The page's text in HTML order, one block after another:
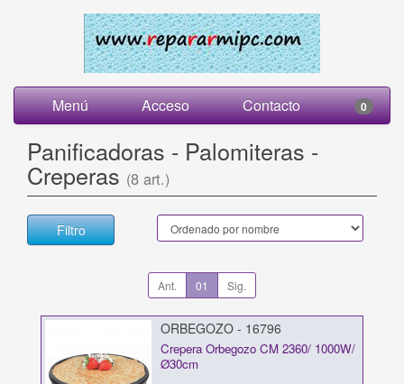
Menú Acceso Contacto 0
Panificadoras - Palomiteras -
Creperas (8 art.)
Filtro
Ant. 01 Sig.
ORBEGOZO - 16796
Crepera Orbegozo CM 2360/ 1000W/
Ø30cm